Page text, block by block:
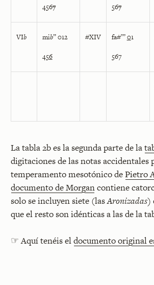
4567
567
VIb mib” 012
456
#XIV fa#”’01
567
La tabla 2b es la segunda parte de la
digitaciones de las notas accidentales
temperamento mesotónico dePietro
documento de Morgancontiene
solo se incluyen siete (lasAronizadas)
que el resto son idénticas a las de la
☞ Aquí tenéis eldocumento original